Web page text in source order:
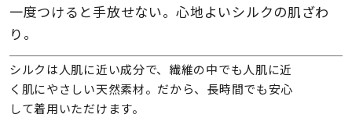
一度つけると手放せない。心地よいシルクの肌ざわ
り。
シルクは人肌に近い成分で、繊維の中でも人肌に近
く肌にやさしい天然素材。だから、長時間でも安心
して着用いただけます。